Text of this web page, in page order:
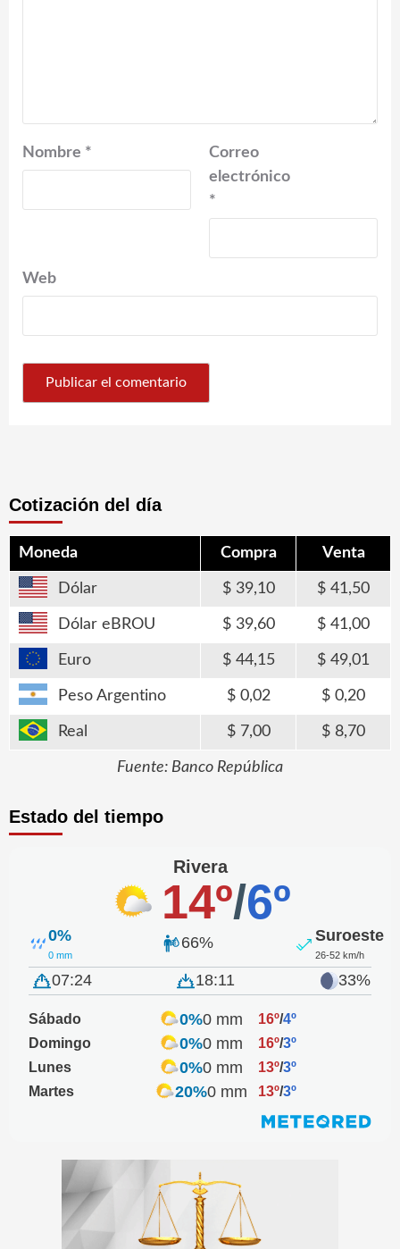
Nombre *
Correo
electrónico
*
Web
Cotización del día
Moneda Compra Venta
Dólar 39,10 41,50
Dólar eBROU 39,60 41,00
Euro 44,15 49,01
Peso Argentino 0,02 0,20
Real 7,00 8,70
Fuente: Banco República
Estado del tiempo
Rivera
14º/6º
0%
0 mm
66% Suroeste
26-52 km/h
07:24 18:11 33%
Sábado 0%0 mm 16º/4º
Domingo
0%0 mm 16º/3º
Lunes
0%0 mm 13º/3º
Martes
20%0 mm 13º/3º